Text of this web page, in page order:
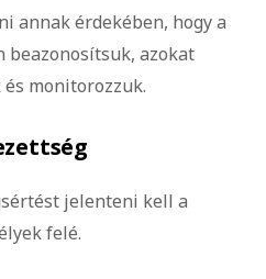
annak érdekében, hogy a
beazonosítsuk, azokat
monitorozzuk.
jelenteni kell a
felé.